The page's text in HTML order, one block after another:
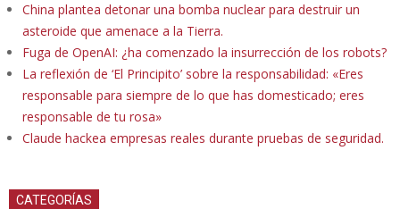
China plantea detonar una bomba nuclear para destruir un
asteroide que amenace a la Tierra.
Fuga de OpenAI: ¿ha comenzado la insurrección de los robots?
La reflexión de ‘El Principito’ sobre la responsabilidad: «Eres
responsable para siempre de lo que has domesticado; eres
responsable de tu rosa»
Claude hackea empresas reales durante pruebas de seguridad.
CATEGORÍAS